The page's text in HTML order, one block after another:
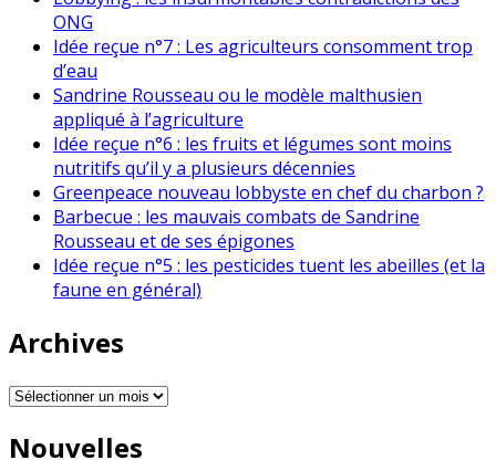
ONG
Idée reçue n°7 : Les agriculteurs consomment trop
d’eau
Sandrine Rousseau ou le modèle malthusien
appliqué à l’agriculture
Idée reçue n°6 : les fruits et légumes sont moins
nutritifs qu’il y a plusieurs décennies
Greenpeace nouveau lobbyste en chef du charbon ?
Barbecue : les mauvais combats de Sandrine
Rousseau et de ses épigones
Idée reçue n°5 : les pesticides tuent les abeilles (et la
faune en général)
Archives
Archives
Nouvelles